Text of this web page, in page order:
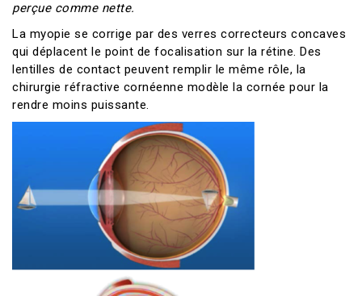
perçue comme nette.
La myopie se corrige par des verres correcteurs concaves
qui déplacent le point de focalisation sur la rétine. Des
lentilles de contact peuvent remplir le même rôle, la
chirurgie réfractive cornéenne modèle la cornée pour la
rendre moins puissante.